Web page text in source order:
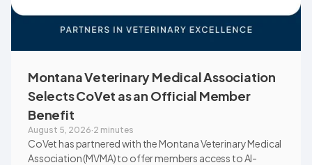
Montana Veterinary Medical Association
Selects CoVet as an Official Member
Benefit
August 5, 2026·2 minutes
CoVet has partnered with the Montana Veterinary Medical
Association (MVMA) to offer members access to AI-